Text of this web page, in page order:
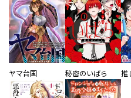
ヤマ台国 秘密のいばら